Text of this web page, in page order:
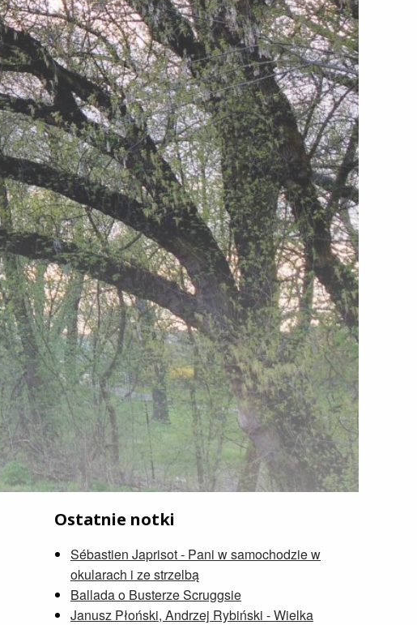
Ostatnie notki
Sébastien Japrisot - Pani w samochodzie w
okularach i ze strzelbą
Ballada o Busterze Scruggsie
Janusz Płoński, Andrzej Rybiński - Wielka